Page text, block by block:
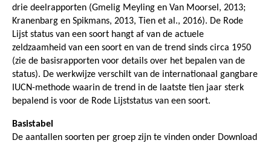
drie deelrapporten (Gmelig Meyling en Van Moorsel, 2013;
Kranenbarg en Spikmans, 2013, Tien et al., 2016). De Rode
Lijst status van een soort hangt af van de actuele
zeldzaamheid van een soort en van de trend sinds circa 1950
(zie de basisrapporten voor details over het bepalen van de
status). De werkwijze verschilt van de internationaal gangbare
IUCN-methode waarin de trend in de laatste tien jaar sterk
bepalend is voor de Rode Lijststatus van een soort.
Basistabel
De aantallen soorten per groep zijn te vinden onder Download